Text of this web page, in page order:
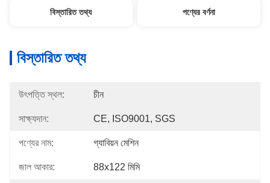
বিস্তারিত তথ্য পণ্যের বর্ণনা
বিস্তারিত তথ্য
উৎপত্তি স্থল: চীন
সাক্ষ্যদান: CE, ISO9001, SGS
পণ্যের নাম: গ্যাবিয়ন মেশিন
জাল আকার: 88x122 মিমি